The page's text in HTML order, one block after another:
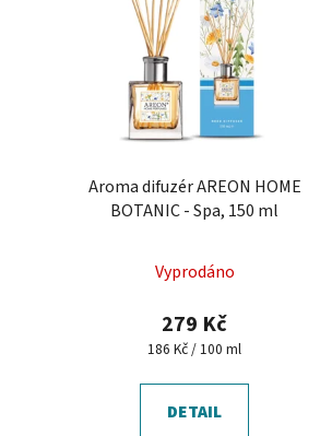
Aroma difuzér AREON HOME
BOTANIC - Spa, 150 ml
hodnocení
produktu
je
z
Vyprodáno
279 Kč
Měrná
186 Kč / 100 ml
DETAIL